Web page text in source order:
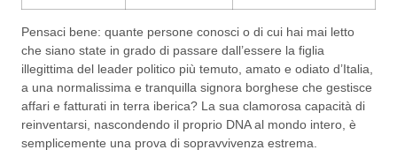
Pensaci bene: quante persone conosci o di cui hai mai letto
che siano state in grado di passare dall’essere la figlia
illegittima del leader politico più temuto, amato e odiato d’Italia,
a una normalissima e tranquilla signora borghese che gestisce
affari e fatturati in terra iberica? La sua clamorosa capacità di
reinventarsi, nascondendo il proprio DNA al mondo intero, è
semplicemente una prova di sopravvivenza estrema.